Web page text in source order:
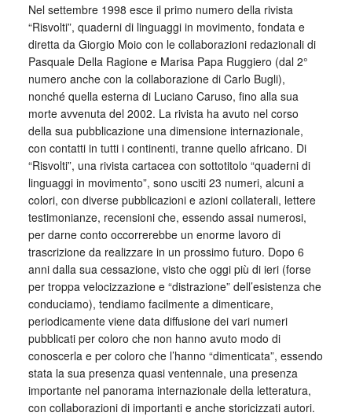
Nel settembre 1998 esce il primo numero della rivista
“Risvolti”, quaderni di linguaggi in movimento, fondata e
diretta da Giorgio Moio con le collaborazioni redazionali di
Pasquale Della Ragione e Marisa Papa Ruggiero (dal 2°
numero anche con la collaborazione di Carlo Bugli),
nonché quella esterna di Luciano Caruso, fino alla sua
morte avvenuta del 2002. La rivista ha avuto nel corso
della sua pubblicazione una dimensione internazionale,
con contatti in tutti i continenti, tranne quello africano. Di
“Risvolti”, una rivista cartacea con sottotitolo “quaderni di
linguaggi in movimento”, sono usciti 23 numeri, alcuni a
colori, con diverse pubblicazioni e azioni collaterali, lettere
testimonianze, recensioni che, essendo assai numerosi,
per darne conto occorrerebbe un enorme lavoro di
trascrizione da realizzare in un prossimo futuro. Dopo 6
anni dalla sua cessazione, visto che oggi più di ieri (forse
per troppa velocizzazione e “distrazione” dell’esistenza che
conduciamo), tendiamo facilmente a dimenticare,
periodicamente viene data diffusione dei vari numeri
pubblicati per coloro che non hanno avuto modo di
conoscerla e per coloro che l’hanno “dimenticata”, essendo
stata la sua presenza quasi ventennale, una presenza
importante nel panorama internazionale della letteratura,
con collaborazioni di importanti e anche storicizzati autori.